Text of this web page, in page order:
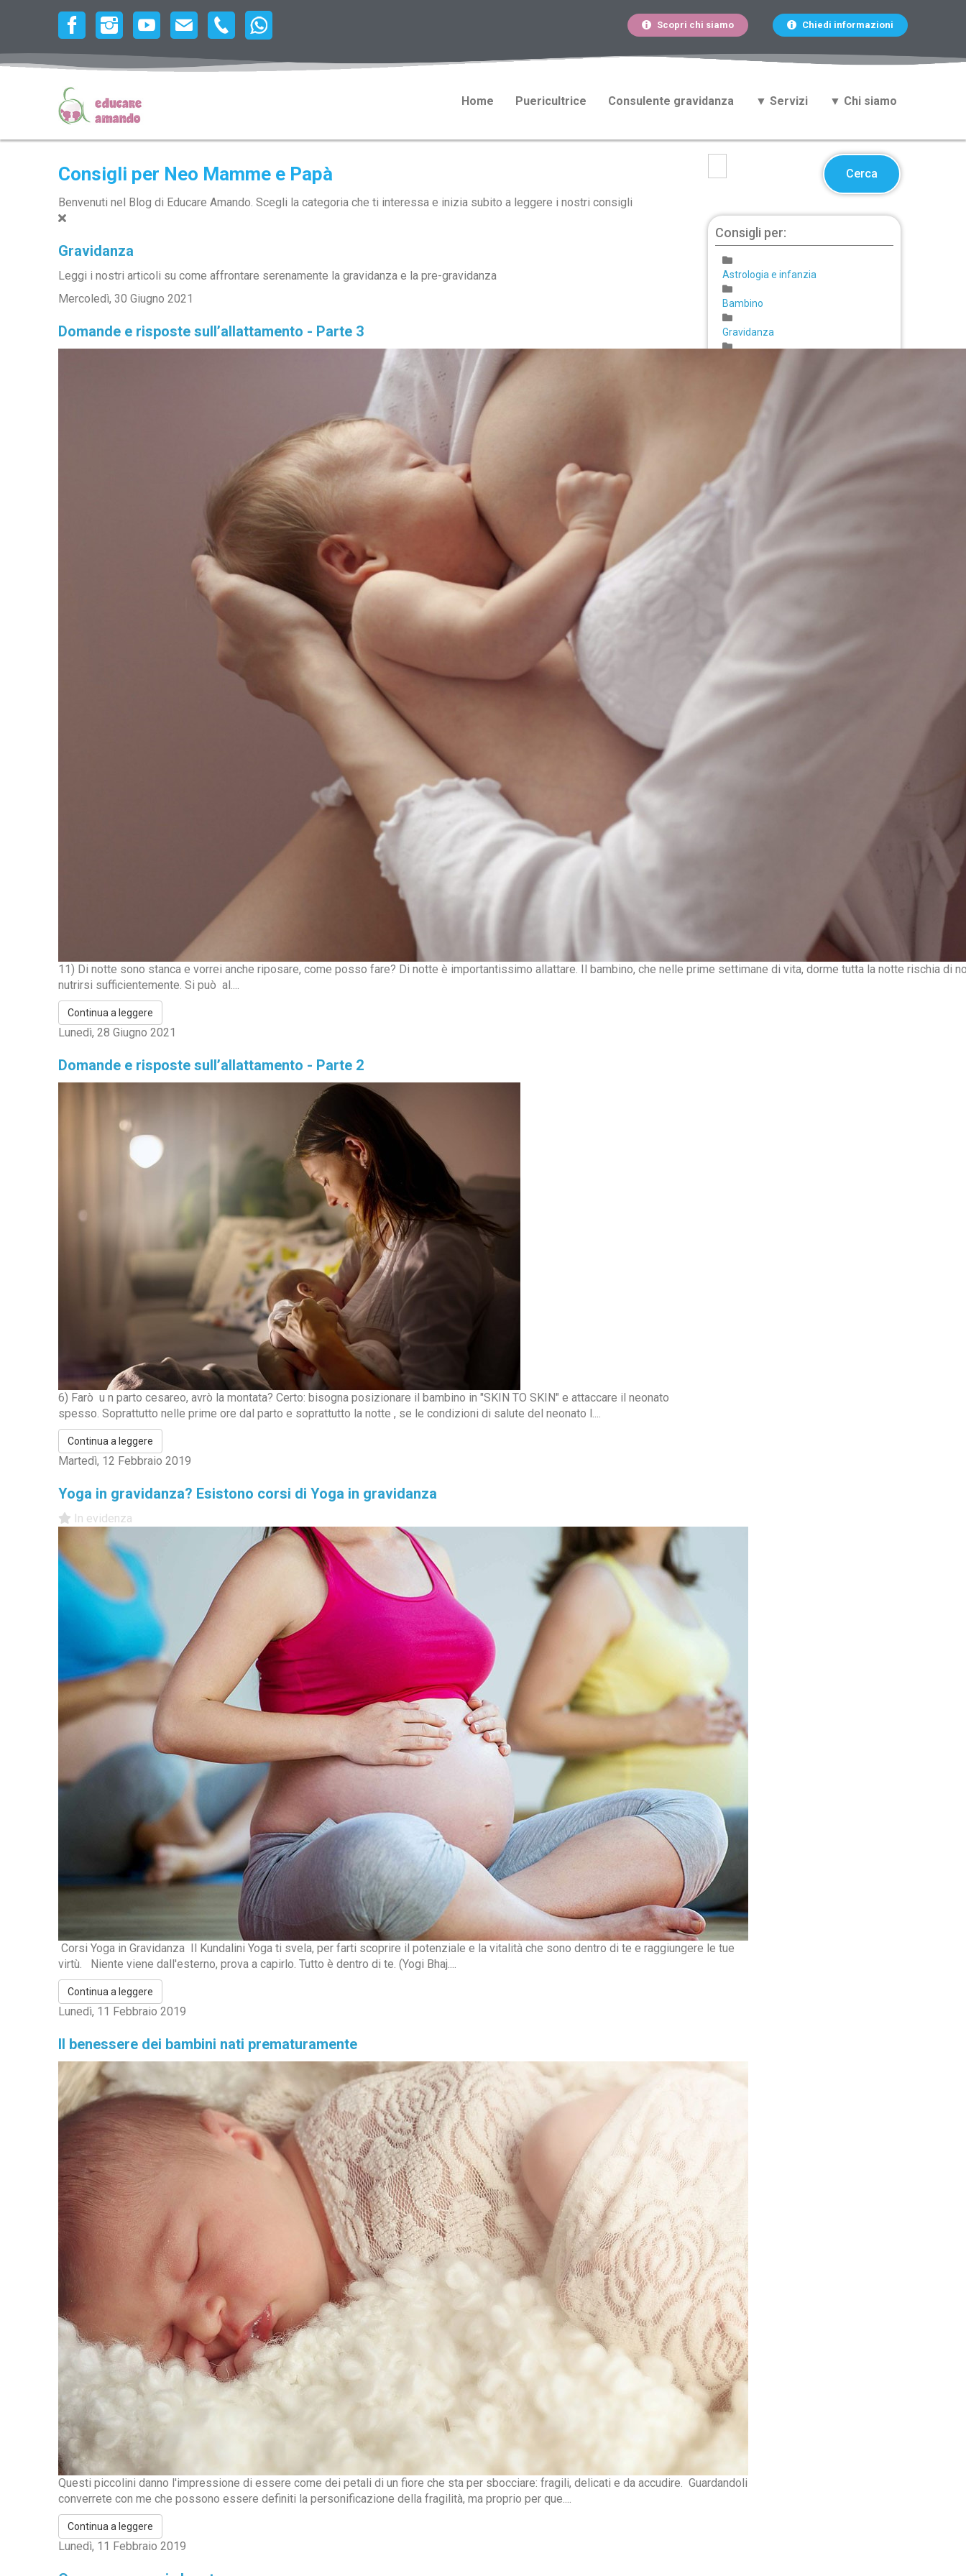
Scopri chi siamo Chiedi informazioni
Home Puericultrice Consulente gravidanza ▼ Servizi ▼ Chi siamo
Consigli per Neo Mamme e Papà
Benvenuti nel Blog di Educare Amando. Scegli la categoria che ti interessa e inizia subito a leggere i nostri consigli
Gravidanza
Leggi i nostri articoli su come affrontare serenamente la gravidanza e la pre-gravidanza
Mercoledì, 30 Giugno 2021
Domande e risposte sull’allattamento - Parte 3
11) Di notte sono stanca e vorrei anche riposare, come posso fare? Di notte è importantissimo allattare. Il bambino, che nelle prime settimane di vita, dorme tutta la notte rischia di
nutrirsi sufficientemente. Si può al....
Continua a leggere
Lunedì, 28 Giugno 2021
Domande e risposte sull’allattamento - Parte 2
6) Farò u n parto cesareo, avrò la montata? Certo: bisogna posizionare il bambino in "SKIN TO SKIN" e attaccare il neonato
spesso. Soprattutto nelle prime ore dal parto e soprattutto la notte , se le condizioni di salute del neonato l....
Continua a leggere
Martedì, 12 Febbraio 2019
Yoga in gravidanza? Esistono corsi di Yoga in gravidanza
In evidenza
Corsi Yoga in Gravidanza Il Kundalini Yoga ti svela, per farti scoprire il potenziale e la vitalità che sono dentro di te e raggiungere le tue
virtù. Niente viene dall'esterno, prova a capirlo. Tutto è dentro di te. (Yogi Bhaj....
Continua a leggere
Lunedì, 11 Febbraio 2019
Il benessere dei bambini nati prematuramente
Questi piccolini danno l'impressione di essere come dei petali di un fiore che sta per sbocciare: fragili, delicati e da accudire. Guardandoli
converrete con me che possono essere definiti la personificazione della fragilità, ma proprio per que....
Continua a leggere
Lunedì, 11 Febbraio 2019
Cerca
Consigli per:
Astrologia e infanzia
Bambino
Gravidanza
Ultimi articoli
30 Giugno 2021
Domande e risposte
sull’allattamento - Parte 3
Neonato
Per saperne di più
28 Giugno 2021
Gravidanza
Per saperne di più
25 Giugno 2021
Domande e risposte
sull’allattamento - Parte 1